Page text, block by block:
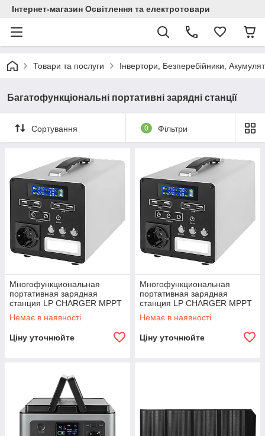
Інтернет-магазин Освітлення та електротовари
Товари та послуги Інвертори, Безперебійники,
Багатофункціональні портативні зарядні станції
Сортування 0 Фільтри
Многофункциональная
портативная зарядная
станция LP CHARGER MPPT
300 (300W, 280Wh)
Немає в наявності
Ціну уточнюйте
Многофункциональная
портативная зарядная
станция LP CHARGER MPPT
500 (500W, 512Wh)
Немає в наявності
Ціну уточнюйте